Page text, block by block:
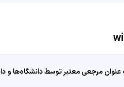
مرجعی معتبر توسط دانشگاه‌ها و